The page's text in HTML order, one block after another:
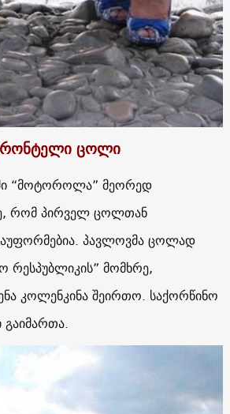
ცოლი
“მოტოროლა” მეორედ
რომ პირველ ცოლთან
პავლოვმა ცოლად
რესპუბლიკის” მომხრე,
კოლენკინა შეირთო. საქორწინო
გაიმართა.